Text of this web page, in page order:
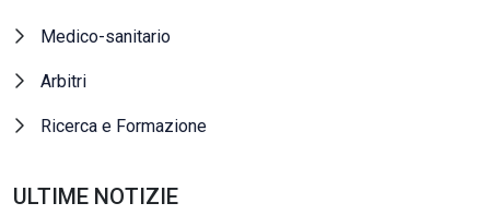
Medico-sanitario
Arbitri
Ricerca e Formazione
ULTIME NOTIZIE